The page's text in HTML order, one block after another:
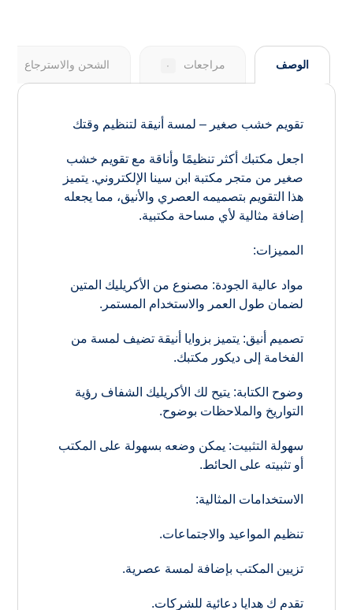
الوصف مراجعات ٠ الشحن والاسترجاع
تقويم خشب صغير – لمسة أنيقة لتنظيم وقتك
اجعل مكتبك أكثر تنظيمًا وأناقة مع تقويم خشب
صغير من متجر مكتبة ابن سينا الإلكتروني. يتميز
هذا التقويم بتصميمه العصري والأنيق، مما يجعله
إضافة مثالية لأي مساحة مكتبية.
المميزات:
مواد عالية الجودة: مصنوع من الأكريليك المتين
لضمان طول العمر والاستخدام المستمر.
تصميم أنيق: يتميز بزوايا أنيقة تضيف لمسة من
الفخامة إلى ديكور مكتبك.
وضوح الكتابة: يتيح لك الأكريليك الشفاف رؤية
التواريخ والملاحظات بوضوح.
سهولة التثبيت: يمكن وضعه بسهولة على المكتب
أو تثبيته على الحائط.
الاستخدامات المثالية:
تنظيم المواعيد والاجتماعات.
تزيين المكتب بإضافة لمسة عصرية.
تقدم ك هدايا دعائية للشركات.